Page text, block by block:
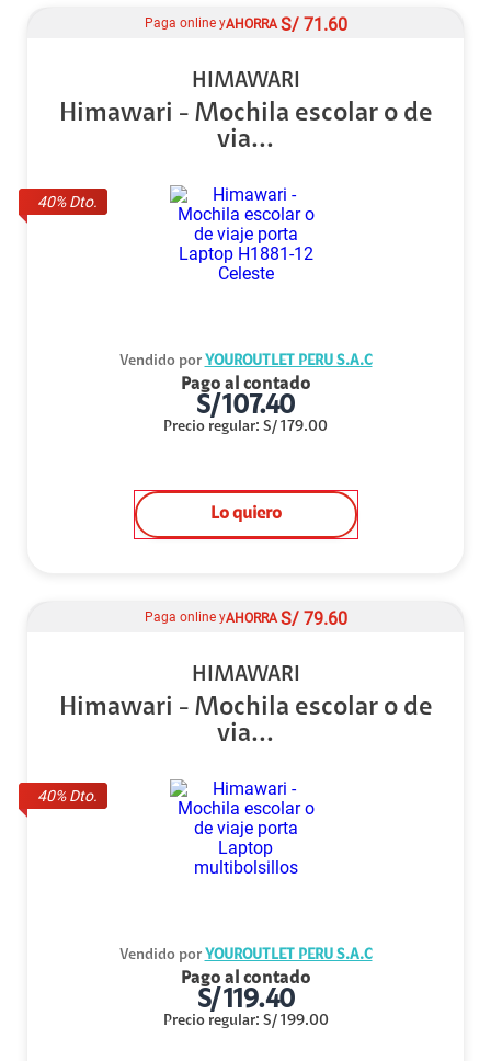
40% Dto.
Paga online yAHORRA S/ 71.60
HIMAWARI
Himawari - Mochila escolar o de
via...
Vendido por YOUROUTLET PERU S.A.C
Pago al contado
S/107.40
Precio regular: S/ 179.00
Lo quiero
40% Dto.
Paga online yAHORRA S/ 79.60
HIMAWARI
Himawari - Mochila escolar o de
via...
Vendido por YOUROUTLET PERU S.A.C
Pago al contado
S/119.40
Precio regular: S/ 199.00